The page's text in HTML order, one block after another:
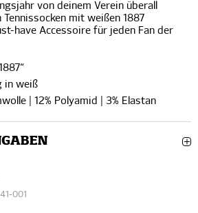
von deinem Verein überall
mit weißen 1887
have Accessoire für jeden Fan der
in weiß
| 12% Polyamid | 3% Elastan
001